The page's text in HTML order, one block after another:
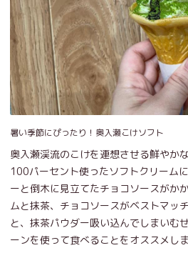
暑い季節にぴったり！奥入瀬こけソフト
奥入瀬渓流のこけを連想させる鮮やか
100パーセント使ったソフトクリーム
ーと倒木に見立てたチョコソースがか
ムと抹茶、チョコソースがベストマッ
と、抹茶パウダー吸い込んでしまいむ
ーンを使って食べることをオススメしま